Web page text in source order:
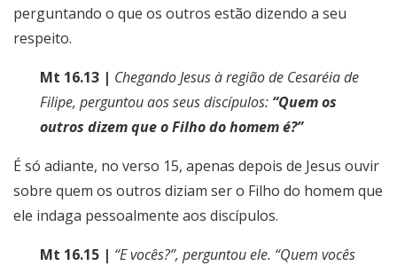
perguntando o que os outros estão dizendo a seu
respeito.
Mt 16.13 | Chegando Jesus à região de Cesaréia de
Filipe, perguntou aos seus discípulos: “Quem os
outros dizem que o Filho do homem é?”
É só adiante, no verso 15, apenas depois de Jesus ouvir
sobre quem os outros diziam ser o Filho do homem que
ele indaga pessoalmente aos discípulos.
Mt 16.15 | “E vocês?”, perguntou ele. “Quem vocês